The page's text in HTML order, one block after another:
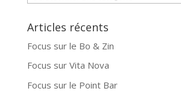
Articles récents
Focus sur le Bo & Zin
Focus sur Vita Nova
Focus sur le Point Bar